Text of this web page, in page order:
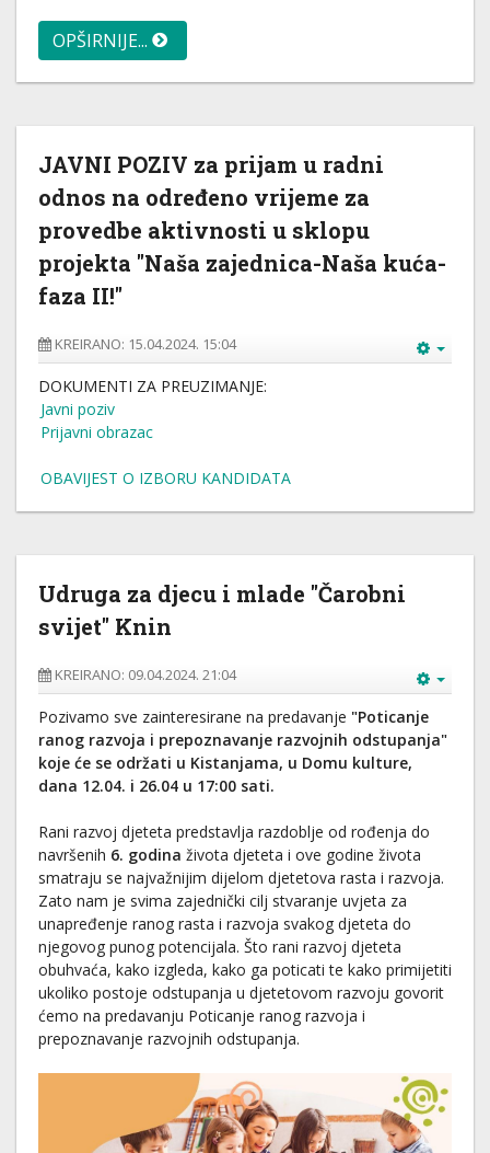
OPŠIRNIJE...
JAVNI POZIV za prijam u radni
odnos na određeno vrijeme za
provedbe aktivnosti u sklopu
projekta "Naša zajednica-Naša kuća-
faza II!"
KREIRANO: 15.04.2024. 15:04
DOKUMENTI ZA PREUZIMANJE:
Javni poziv
Prijavni obrazac
OBAVIJEST O IZBORU KANDIDATA
Udruga za djecu i mlade "Čarobni
svijet" Knin
KREIRANO: 09.04.2024. 21:04
Pozivamo sve zainteresirane na predavanje "Poticanje
ranog razvoja i prepoznavanje razvojnih odstupanja"
koje će se održati u Kistanjama, u Domu kulture,
dana 12.04. i 26.04 u 17:00 sati.
Rani razvoj djeteta predstavlja razdoblje od rođenja do
navršenih 6. godina života djeteta i ove godine života
smatraju se najvažnijim dijelom djetetova rasta i razvoja.
Zato nam je svima zajednički cilj stvaranje uvjeta za
unapređenje ranog rasta i razvoja svakog djeteta do
njegovog punog potencijala. Što rani razvoj djeteta
obuhvaća, kako izgleda, kako ga poticati te kako primijetiti
ukoliko postoje odstupanja u djetetovom razvoju govorit
ćemo na predavanju Poticanje ranog razvoja i
prepoznavanje razvojnih odstupanja.